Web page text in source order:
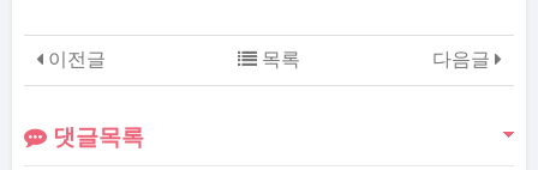
이전글 다음글
목록
댓글목록